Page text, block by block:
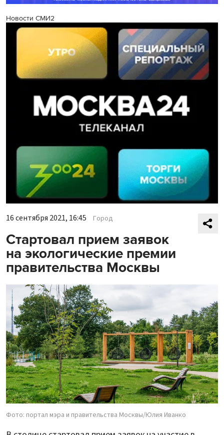
Новости СМИ2
16 сентября 2021, 16:45 Город
Стартовал прием заявок
на экологические премии
правительства Москвы
Фото: портал мэра и правительства Москвы/Юлия Иванко